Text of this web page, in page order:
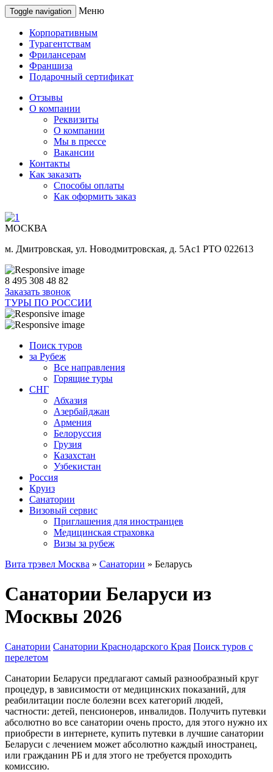
Toggle navigation Меню
Корпоративным
Турагентствам
Фрилансерам
Франшиза
Подарочный сертификат
Отзывы
О компании
Реквизиты
О компании
Мы в прессе
Вакансии
Контакты
Как заказать
Способы оплаты
Как оформить заказ
МОСКВА
м. Дмитровская, ул. Новодмитровская, д. 5Ас1 РТО 022613
8 495 308 48 82
Заказать звонок
ТУРЫ ПО РОССИИ
Поиск туров
за Рубеж
Все направления
Горящие туры
СНГ
Абхазия
Азербайджан
Армения
Белоруссия
Грузия
Казахстан
Узбекистан
Россия
Круиз
Санатории
Визовый сервис
Приглашения для иностранцев
Медицинская страховка
Визы за рубеж
Вита трэвел Москва » Санатории » Беларусь
Санатории Беларуси из
Москвы 2026
Санатории Санатории Краснодарского Края Поиск туров с
перелетом
Санатории Беларуси предлагают самый разнообразный круг
процедур, в зависимости от медицинских показаний, для
реабилитации после болезни всех категорий людей,
частности: детей, пенсионеров, инвалидов. Получить путевки
абсолютно во все санатории очень просто, для этого нужно их
приобрести в интернете, купить путевки в лучшие санатории
Беларуси с лечением может абсолютно каждый иностранец,
или гражданин РБ и для этого не требуется проходить
комиссию.